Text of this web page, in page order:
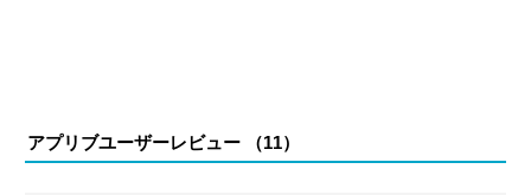
アプリブユーザーレビュー （11）